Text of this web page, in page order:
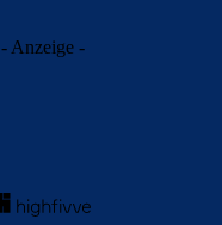
- Anzeige -